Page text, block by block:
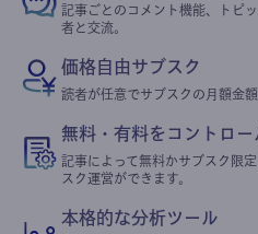
記事ごとのコメント機能、トピ
者と交流。
価格自由サブスク
読者が任意でサブスクの月額金
無料・有料をコントロー
記事によって無料かサブスク限
スク運営ができます。
本格的な分析ツール